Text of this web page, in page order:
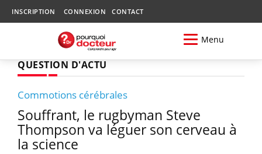
INSCRIPTION CONNEXION CONTACT
Menu
QUESTION D'ACTU
Commotions cérébrales
Souffrant, le rugbyman Steve
Thompson va léguer son cerveau à
la science